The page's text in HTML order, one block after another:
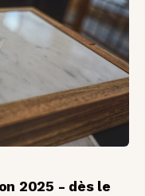
2025 - dès le